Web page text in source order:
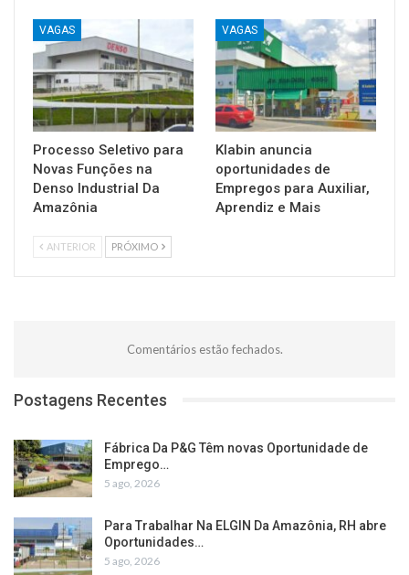
VAGAS
Processo Seletivo para
Novas Funções na
Denso Industrial Da
Amazônia
VAGAS
Klabin anuncia
oportunidades de
Empregos para Auxiliar,
Aprendiz e Mais
ANTERIOR PRÓXIMO
Comentários estão fechados.
Postagens Recentes
Fábrica Da P&G Têm novas Oportunidade de
Emprego…
5 ago, 2026
Para Trabalhar Na ELGIN Da Amazônia, RH abre
Oportunidades…
5 ago, 2026